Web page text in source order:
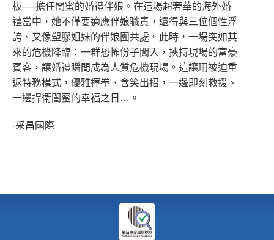
板──擔任閨蜜的婚禮伴娘。在這場超奢華的海外婚
禮當中，她不僅要適應伴娘職責，還得與三位個性浮
誇、又像塑膠姐妹的伴娘團共處。此時，一場突如其
來的危機降臨：一群恐怖份子闖入，挾持現場的富豪
賓客，讓婚禮瞬間成為人質危機現場。這讓珊被迫重
返特務模式，優雅揮拳、含笑出招，一邊即刻救援、
一邊捍衛閨蜜的幸福之日…。
-采昌國際